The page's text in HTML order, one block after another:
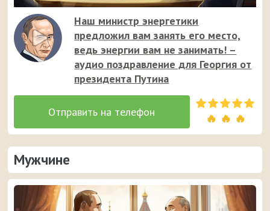
Наш министр энергетики
предложил вам занять его место,
ведь энергии вам не занимать! –
аудио поздравление для Георгия от
президента Путина
🔥 🔥 🔥
Мужчине